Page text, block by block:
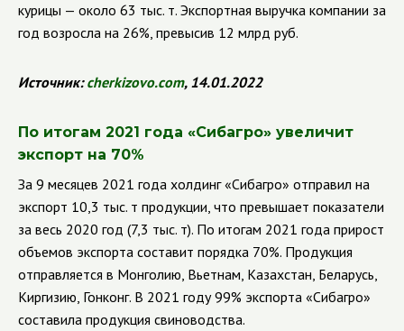
курицы — около 63 тыс. т. Экспортная выручка компании за
год возросла на 26%, превысив 12 млрд руб.
Источник:cherkizovo.com, 14.01.2022
По итогам 2021 года «Сибагро» увеличит
экспорт на 70%
За 9 месяцев 2021 года холдинг«Сибагро» отправил на
экспорт 10,3 тыс. т продукции, что превышает показатели
за весь 2020 год (7,3 тыс. т). По итогам 2021 года прирост
объемов экспорта составит порядка 70%. Продукция
отправляется в Монголию, Вьетнам, Казахстан, Беларусь,
Киргизию, Гонконг. В 2021 году 99% экспорта «Сибагро»
составила продукция свиноводства.